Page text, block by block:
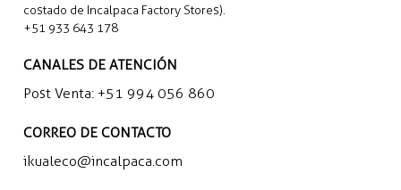
costado de Incalpaca Factory Stores).
+51 933 643 178
CANALES DE ATENCIÓN
Post Venta: +51 994 056 860
CORREO DE CONTACTO
ikualeco@incalpaca.com